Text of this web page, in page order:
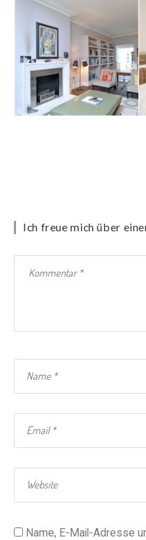
Ich freue mich über
Name, E-Mail-Adresse